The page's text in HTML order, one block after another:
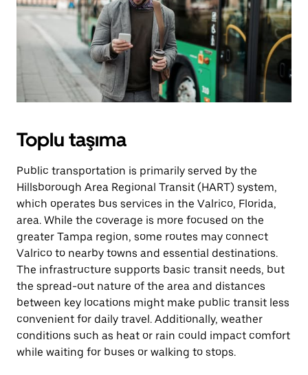
Toplu taşıma
Public transportation is primarily served by the
Hillsborough Area Regional Transit (HART) system,
which operates bus services in the Valrico, Florida,
area. While the coverage is more focused on the
greater Tampa region, some routes may connect
Valrico to nearby towns and essential destinations.
The infrastructure supports basic transit needs, but
the spread-out nature of the area and distances
between key locations might make public transit less
convenient for daily travel. Additionally, weather
conditions such as heat or rain could impact comfort
while waiting for buses or walking to stops.